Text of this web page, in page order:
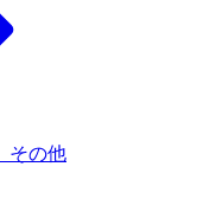
その他